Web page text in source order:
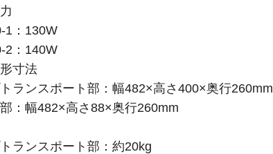
1：130W
2：140W
寸法
ランスポート部：幅482×高さ400×奥行260mm
：幅482×高さ88×奥行260mm
ランスポート部：約20kg